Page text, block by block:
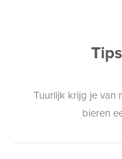
Tuurlijk krijg je van
bieren